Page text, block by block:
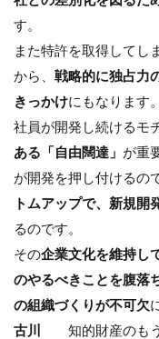
す。
また特許を取得してし
から、 戦略的に独占力
きっかけにもなります。
社員が開発し続けるモ
ある「自由闊達」 が重
が開発を押し付けるの
トムアップで、新規開
るのです。
その企業文化を維持し
のやるべきことを腹落
の組織づくりが不可欠
古川
知的財産のも